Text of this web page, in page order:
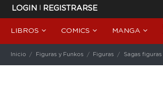
LOGIN | REGISTRARSE
LIBROS COMICS MANGA
Inicio Figuras y Funkos Figuras Sagas figuras